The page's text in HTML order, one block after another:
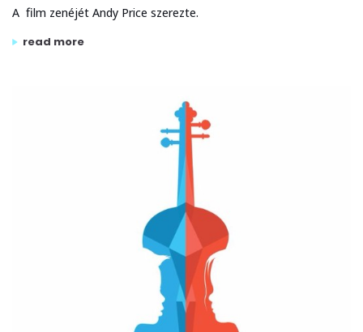
A film zenéjét Andy Price szerezte.
read more
„a knightfall – templomosok sorozat zenéjét a tom-tom